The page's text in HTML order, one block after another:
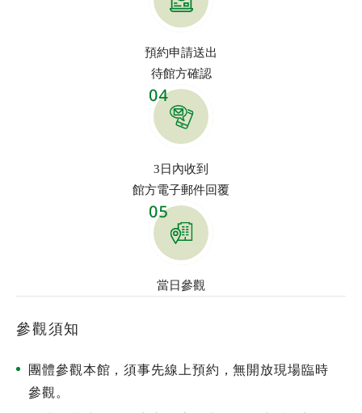
預約申請送出
待館方確認
3日內收到
館方電子郵件回覆
當日參觀
參觀須知
團體參觀本館，須事先線上預約，無開放現場臨時
參觀。